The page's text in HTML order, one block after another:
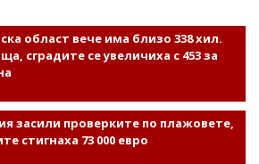
област вече има близо 338 хил.
сградите се увеличиха с 453 за
засили проверките по плажовете,
стигнаха 73 000 евро